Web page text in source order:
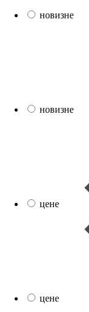
новизне
новизне
цене
цене